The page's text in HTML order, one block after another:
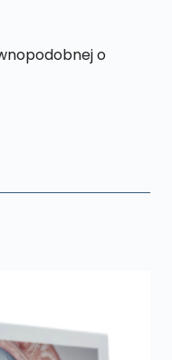
o